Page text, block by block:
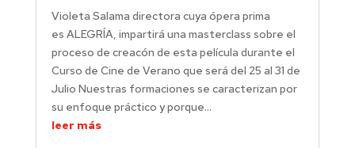
Violeta Salama directora cuya ópera prima
es ALEGRÍA, impartirá una masterclass sobre el
proceso de creacón de esta película durante el
Curso de Cine de Verano que será del 25 al 31 de
Julio Nuestras formaciones se caracterizan por
su enfoque práctico y porque...
leer más